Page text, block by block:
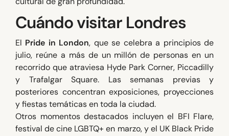
Cuándo visitar Londres
El Pride in London, que se celebra a principios de
julio, reúne a más de un millón de personas en un
recorrido que atraviesa Hyde Park Corner, Piccadilly
y Trafalgar Square. Las semanas previas y
posteriores concentran exposiciones, proyecciones
y fiestas temáticas en toda la ciudad.
Otros momentos destacados incluyen el BFI Flare,
festival de cine LGBTQ+ en marzo, y el UK Black Pride